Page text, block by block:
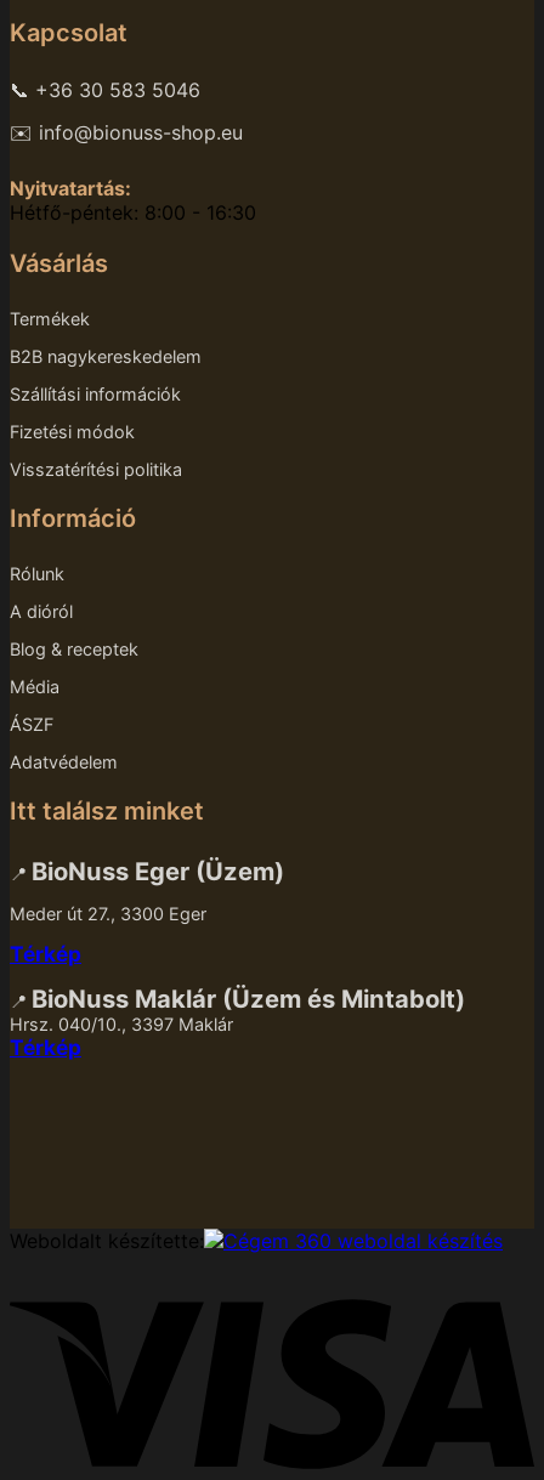
Kapcsolat
📞 +36 30 583 5046
✉️ info@bionuss-shop.eu
Nyitvatartás:
Hétfő-péntek: 8:00 - 16:30
Vásárlás
Termékek
B2B nagykereskedelem
Szállítási információk
Fizetési módok
Visszatérítési politika
Információ
Rólunk
A dióról
Blog & receptek
Média
ÁSZF
Adatvédelem
Itt találsz minket
📍 BioNuss Eger (Üzem)
Meder út 27., 3300 Eger
Térkép
📍 BioNuss Maklár (Üzem és Mintabolt)
Hrsz. 040/10., 3397 Maklár
Térkép
Weboldalt készítette: